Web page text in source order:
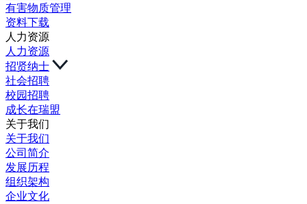
有害物质管理
资料下载
人力资源
人力资源
招贤纳士
社会招聘
校园招聘
成长在瑞盟
关于我们
关于我们
公司简介
发展历程
组织架构
企业文化